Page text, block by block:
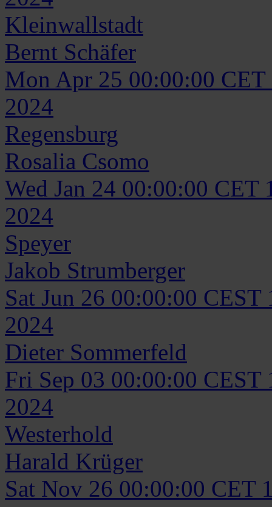
Kleinwallstadt
Bernt Schäfer
Mon Apr 25 00:00:00 CET
2024
Regensburg
Rosalia Csomo
Wed Jan 24 00:00:00 CET
2024
Speyer
Jakob Strumberger
Sat Jun 26 00:00:00 CEST
2024
Dieter Sommerfeld
Fri Sep 03 00:00:00 CEST
2024
Westerhold
Harald Krüger
Sat Nov 26 00:00:00 CET